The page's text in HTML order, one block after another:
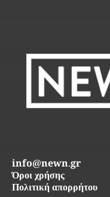
info@newn.gr
Όροι χρήσης
Πολιτική απορρήτου